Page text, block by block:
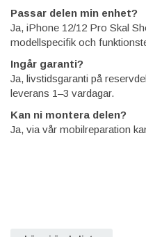
Passar delen min enhet?
Ja, iPhone 12/12 Pro Skal
modellspecifik och
Ingår garanti?
Ja, livstidsgaranti på
leverans 1–3 vardagar.
Kan ni montera delen?
Ja, via vår mobilreparation